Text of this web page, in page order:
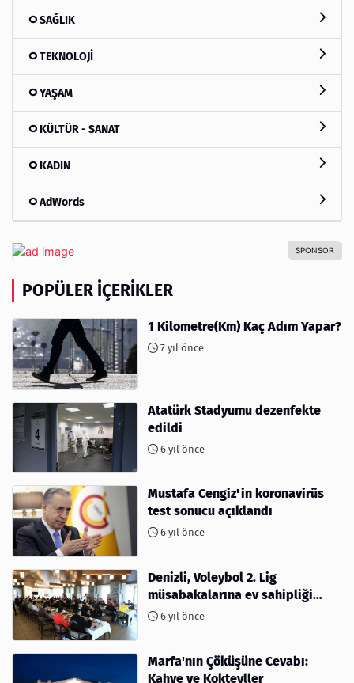
SAĞLIK
TEKNOLOJİ
YAŞAM
KÜLTÜR - SANAT
KADIN
AdWords
POPÜLER İÇERIKLER
1 Kilometre(Km) Kaç Adım Yapar?
7 yıl önce
Atatürk Stadyumu dezenfekte
edildi
6 yıl önce
Mustafa Cengiz'in koronavirüs
test sonucu açıklandı
6 yıl önce
Denizli, Voleybol 2. Lig
müsabakalarına ev sahipliği
yapıyor
6 yıl önce
Marfa'nın Çöküşüne Cevabı:
Kahve ve Kokteyller